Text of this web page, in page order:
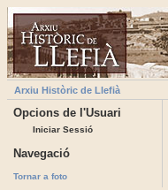
Arxiu Històric de Llefià
Opcions de l'Usuari
Iniciar Sessió
Navegació
Tornar a foto